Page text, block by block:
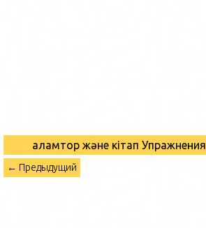
Ғаламтор және кітап Упражнения
← Предыдущий